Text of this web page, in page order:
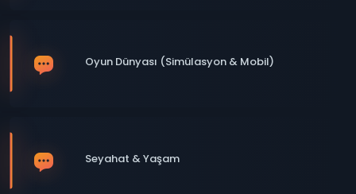
Oyun Dünyası (Simülasyon & Mobil)
Seyahat & Yaşam